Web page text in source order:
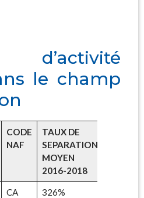
d’activité
le champ
CODE
NAF
TAUX DE
SEPARATION
MOYEN
2016-2018
CA 326%